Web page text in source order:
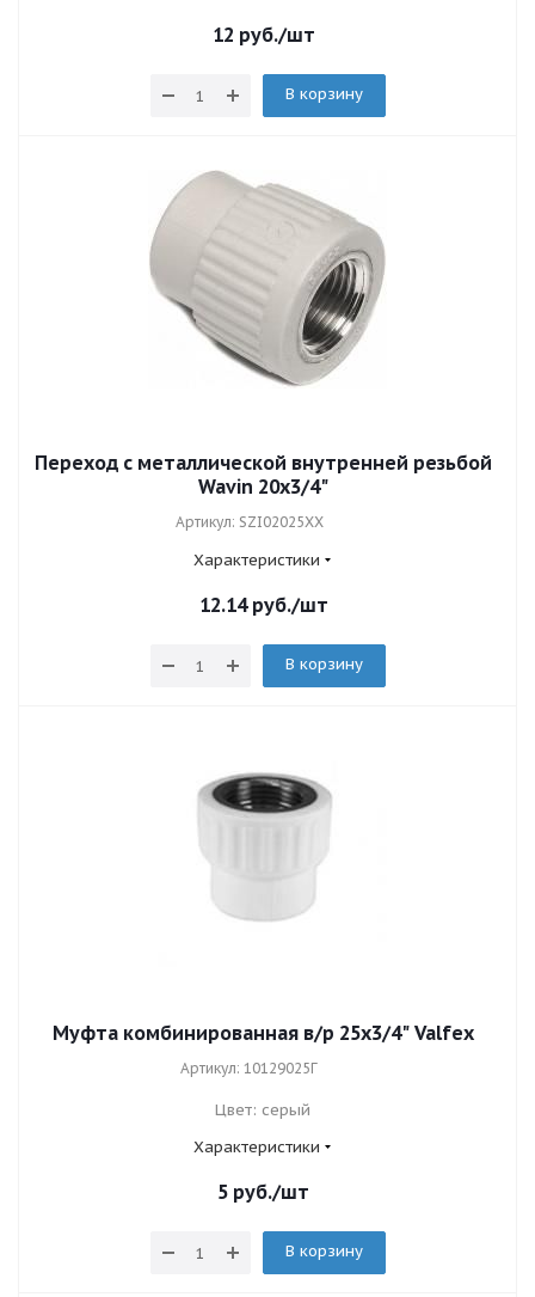
12 руб./шт
В корзину
Переход с металлической внутренней резьбой
Wavin 20x3/4"
Артикул: SZI02025XX
Характеристики
12.14руб./шт
В корзину
Муфта комбинированная в/р 25х3/4" Valfex
Артикул: 10129025Г
Цвет: серый
Характеристики
5 руб./шт
В корзину